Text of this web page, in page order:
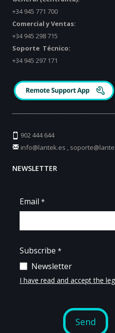
+34 945 771 700
Comercial y Ventas:
+34 945 298 715
Soporte Técnico:
+34 945 297 171
902 444 644
info@lantek.es
NEWSLETTER